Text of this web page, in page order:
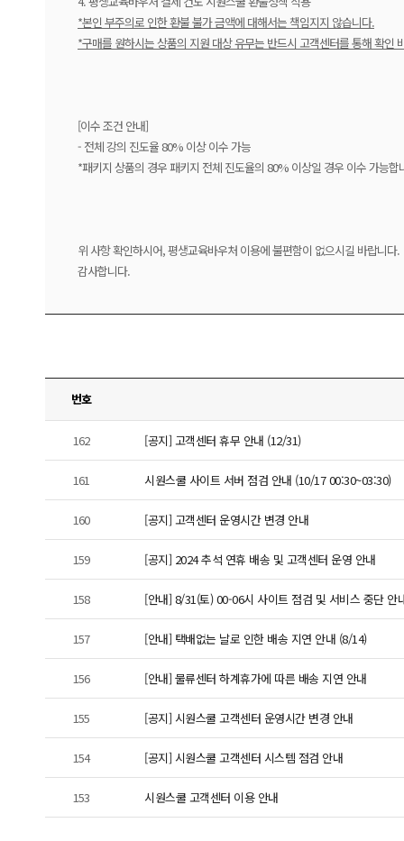
*본인 부주의로 인한 환불 불가 금액에 대해서는 책임지지 않습니다.
*구매를 원하시는 상품의 지원 대상 유무는 반드시 고객센터를 통해 확인
[이수 조건 안내]
- 전체 강의 진도율 80% 이상 이수 가능
*패키지 상품의 경우 패키지 전체 진도율의 80% 이상일 경우 이수 가능합
위 사항 확인하시어, 평생교육바우처 이용에 불편함이 없으시길 바랍니다.
감사합니다.
번호
162 [공지] 고객센터 휴무 안내 (12/31)
161 시원스쿨 사이트 서버 점검 안내 (10/17 00:30~03:30)
160 [공지] 고객센터 운영시간 변경 안내
159 [공지] 2024 추석 연휴 배송 및 고객센터 운영 안내
158 [안내] 8/31(토) 00-06시 사이트 점검 및 서비스 중단 안
157 [안내] 택배없는 날로 인한 배송 지연 안내 (8/14)
156 [안내] 물류센터 하계휴가에 따른 배송 지연 안내
155 [공지] 시원스쿨 고객센터 운영시간 변경 안내
154 [공지] 시원스쿨 고객센터 시스템 점검 안내
153 시원스쿨 고객센터 이용 안내